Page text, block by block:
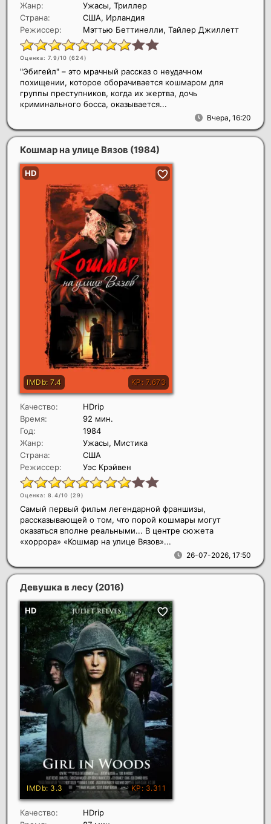
Жанр:
Ужасы, Триллер
Страна:
США, Ирландия
Режиссер:
Мэттью Беттинелли, Тайлер Джиллетт
Оценка: 7.9/10 (624)
Вчера, 16:20
"Эбигейл" – это мрачный рассказ о неудачном
похищении, которое оборачивается кошмаром для
группы преступников, когда их жертва, дочь
криминального босса, оказывается...
Кошмар на улице Вязов (1984)
Качество:
HDrip
Время:
92 мин.
Год:
1984
Жанр:
Ужасы, Мистика
Страна:
США
Режиссер:
Уэс Крэйвен
Оценка: 8.4/10 (29)
26-07-2026, 17:50
Самый первый фильм легендарной франшизы,
рассказывающей о том, что порой кошмары могут
оказаться вполне реальными... В центре сюжета
«хоррора» «Кошмар на улице Вязов»...
Девушка в лесу (2016)
Качество:
HDrip